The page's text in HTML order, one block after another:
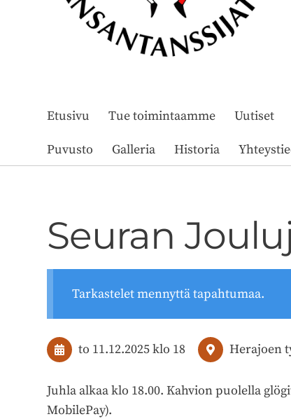
Etusivu Tue toimintaamme Uutiset
Puvusto Galleria Historia
Seuran
Tarkastelet mennyttä tapahtumaa.
to 11.12.2025klo 18 Herajoen
Juhla alkaa klo 18.00. Kahvion puolella
MobilePay).